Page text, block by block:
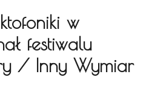
w
festiwalu
/ Inny Wymiar